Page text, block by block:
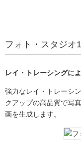
フォト・スタジオ1
レイ・トレーシングに
強力なレイ・トレーシ
クアップの高品質で写
画を生成します。